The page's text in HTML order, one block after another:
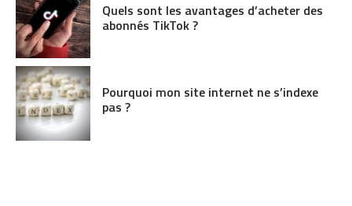
Quels sont les avantages d’acheter des
abonnés TikTok ?
Pourquoi mon site internet ne s’indexe
pas ?